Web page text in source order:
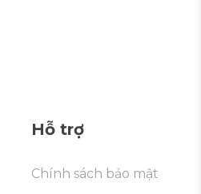
Hỗ trợ
Chính sách bảo mật